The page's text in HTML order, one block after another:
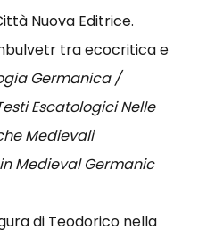
Nuova Editrice.
tra ecocritica e
Germanica /
Escatologici Nelle
Medievali
Medieval Germanic
di Teodorico nella